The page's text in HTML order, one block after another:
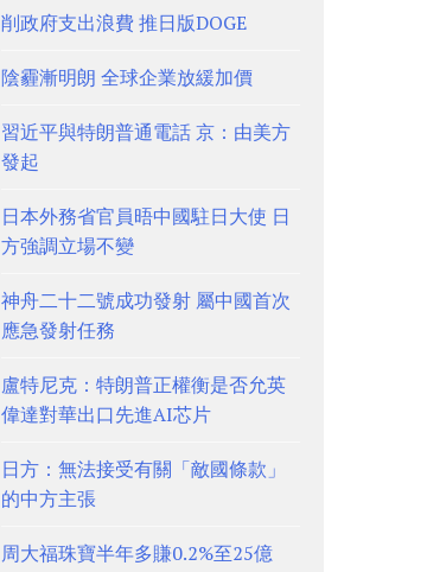
削政府支出浪費 推日版DOGE
陰霾漸明朗 全球企業放緩加價
習近平與特朗普通電話 京：由美方
發起
日本外務省官員晤中國駐日大使 日
方強調立場不變
神舟二十二號成功發射 屬中國首次
應急發射任務
盧特尼克：特朗普正權衡是否允英
偉達對華出口先進AI芯片
日方：無法接受有關「敵國條款」
的中方主張
周大福珠寶半年多賺0.2%至25億